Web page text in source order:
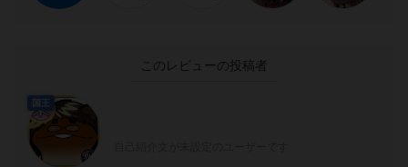
このレビューの投稿者
国王